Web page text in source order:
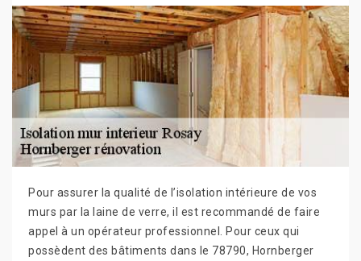
Pour assurer la qualité de l’isolation intérieure de vos
murs par la laine de verre, il est recommandé de faire
appel à un opérateur professionnel. Pour ceux qui
possèdent des bâtiments dans le 78790, Hornberger